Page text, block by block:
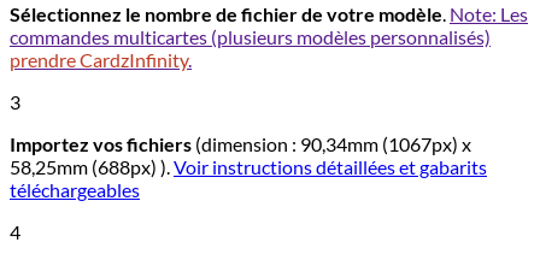
Sélectionnez le nombre de fichier de votre modèle. Note: Les
commandes multicartes (plusieurs modèles personnalisés)
prendre CardzInfinity.
3
Importez vos fichiers (dimension : 90,34mm (1067px) x
58,25mm (688px) ).Voir instructions détaillées et gabarits
téléchargeables
4